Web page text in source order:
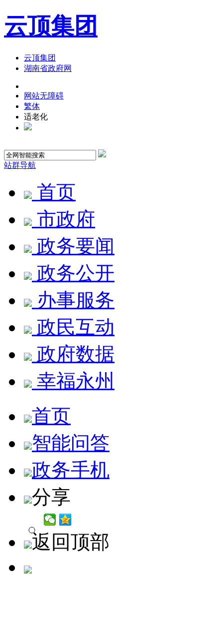
云顶集团
云顶集团
湖南省政府网
网站无障碍
繁体
适老化
站群导航
首页
市政府
政务要闻
政务公开
办事服务
政民互动
政府数据
幸福永州
首页
智能问答
政务手机
分享
返回顶部